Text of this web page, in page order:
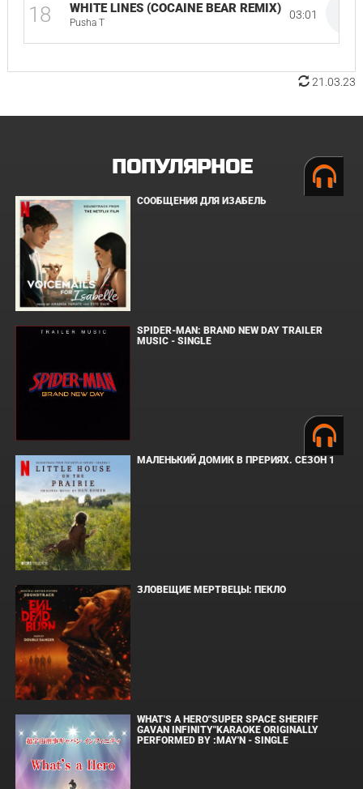
18 WHITE LINES (COCAINE BEAR REMIX)
Pusha T
03:01
21.03.23
ПОПУЛЯРНОЕ
СООБЩЕНИЯ ДЛЯ ИЗАБЕЛЬ
SPIDER-MAN: BRAND NEW DAY TRAILER
MUSIC - SINGLE
МАЛЕНЬКИЙ ДОМИК В ПРЕРИЯХ. СЕЗОН 1
ЗЛОВЕЩИЕ МЕРТВЕЦЫ: ПЕКЛО
WHAT'S A HERO"SUPER SPACE SHERIFF
GAVAN INFINITY"KARAOKE ORIGINALLY
PERFORMED BY :MAY'N - SINGLE